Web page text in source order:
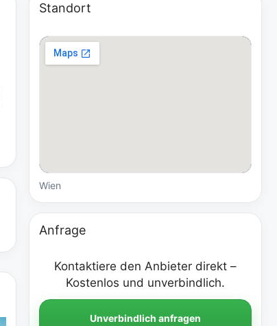
Standort
Wien
Anfrage
Kontaktiere den Anbieter direkt –
Kostenlos und unverbindlich.
Unverbindlich anfragen